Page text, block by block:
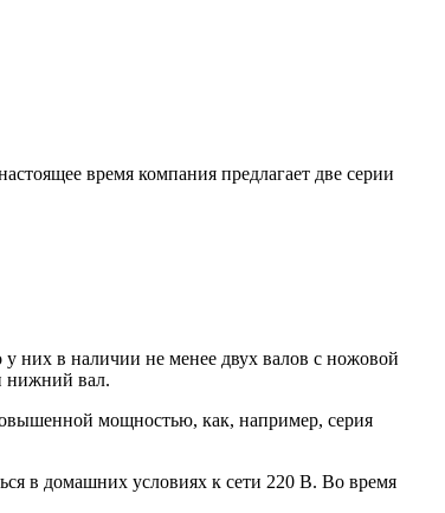
время компания предлагает две серии
них в наличии не менее двух валов с ножовой
нижний вал.
мощностью, как, например, серия
в домашних условиях к сети 220 В. Во время